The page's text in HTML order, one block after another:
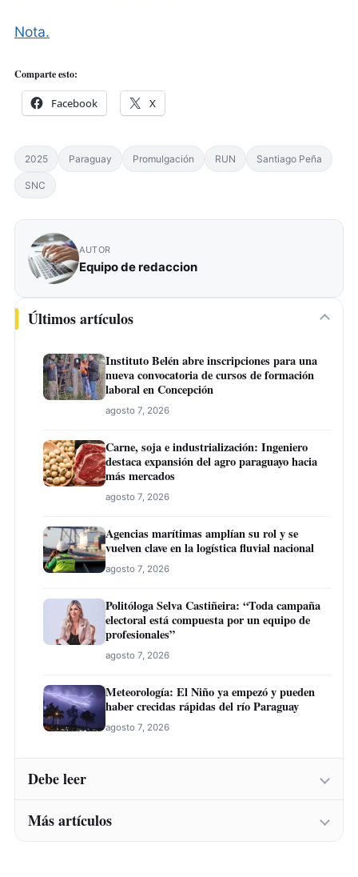
Nota.
Comparte esto:
Facebook X
2025 Paraguay Promulgación RUN Santiago Peña
SNC
AUTOR
Equipo de redaccion
Últimos artículos
Instituto Belén abre inscripciones para una
nueva convocatoria de cursos de formación
laboral en Concepción
agosto 7, 2026
Carne, soja e industrialización: Ingeniero
destaca expansión del agro paraguayo hacia
más mercados
agosto 7, 2026
Agencias marítimas amplían su rol y se
vuelven clave en la logística fluvial nacional
agosto 7, 2026
Politóloga Selva Castiñeira: “Toda campaña
electoral está compuesta por un equipo de
profesionales”
agosto 7, 2026
Meteorología: El Niño ya empezó y pueden
haber crecidas rápidas del río Paraguay
agosto 7, 2026
Debe leer
Instituto Belén abre inscripciones para una
Más artículos